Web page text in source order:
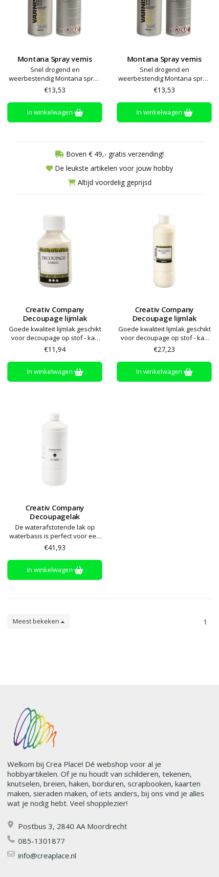
Montana Spray vernis
Snel drogend en
weerbestendig Montana spray
vernis met uniforme glans dat
meerdere keren in dunne lagen
aangebracht moet worden voor
het beste resultaat. UV
bescherming voorkomt
oppervlak dat niet
€13,53
In winkelwagen
Montana Spray vernis
Snel drogend en
weerbestendig Montana spray
vernis met uniforme glans dat
meerdere keren in dunne lagen
aangebracht moet worden voor
het beste resultaat. UV
bescherming voorkomt
€13,53
In winkelwagen
Boven € 49,- gratis verzending!
De leukste artikelen voor jouw hobby
Altijd voordelig geprijsd
Creativ Company
Decoupage lijmlak
Goede kwaliteit lijmlak geschikt
voor decoupage op stof - kan
ook gebruikt worden als lijm of
- fixeren door te strijken
€11,94
In winkelwagen
Creativ Company
Decoupage lijmlak
Goede kwaliteit lijmlak geschikt
voor decoupage op stof - kan
ook gebruikt worden als lijm of
- fixeren door te strijken
€27,23
In winkelwagen
Creativ Company
Decoupagelak
De waterafstotende lak op
waterbasis is perfect voor een
breed scala aan
decoupageprojecten en u kunt
hem gebruiken op hout, karton
en plastic
€41,93
In winkelwagen
Meest bekeken 1
Welkom bij Crea Place! Dé webshop voor al je
hobbyartikelen. Of je nu houdt van schilderen, tekenen,
knutselen, breien, haken, borduren, scrapbooken, kaarten
maken, sieraden maken, of iets anders, bij ons vind je alles
wat je nodig hebt. Veel shopplezier!
Postbus 3, 2840 AA Moordrecht
085-1301877
info@creaplace.nl